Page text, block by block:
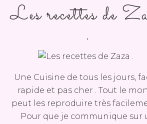
Les recettes de
.
Une Cuisine de tous les jours,
rapide et pas cher . Tout le
peut les reproduire très
Pour que je communique sur